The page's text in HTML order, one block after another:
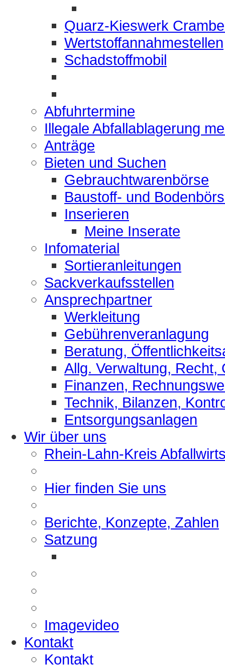
Quarz-Kieswerk
Wertstoffannahmestellen
Schadstoffmobil
Abfuhrtermine
Illegale Abfallablagerung
Anträge
Bieten und Suchen
Gebrauchtwarenbörse
Baustoff- und
Inserieren
Meine Inserate
Infomaterial
Sortieranleitungen
Sackverkaufsstellen
Ansprechpartner
Werkleitung
Gebührenveranlagung
Beratung,
Allg. Verwaltung, Recht,
Finanzen,
Technik, Bilanzen,
Entsorgungsanlagen
Wir über uns
Rhein-Lahn-Kreis
Hier finden Sie uns
Berichte, Konzepte, Zahlen
Satzung
Imagevideo
Kontakt
Kontakt